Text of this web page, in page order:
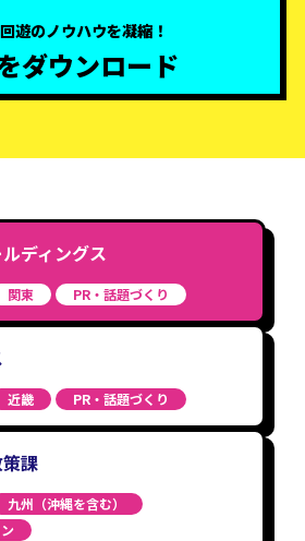
遊のノウハウを凝縮！
ダウンロード
ディングス
関東 PR・話題づくり
近畿 PR・話題づくり
課
九州（沖縄を含む）